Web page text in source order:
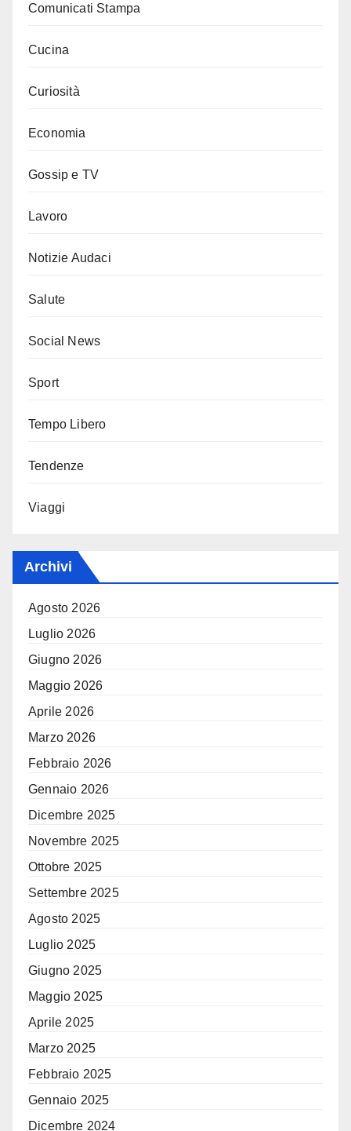
Comunicati Stampa
Cucina
Curiosità
Economia
Gossip e TV
Lavoro
Notizie Audaci
Salute
Social News
Sport
Tempo Libero
Tendenze
Viaggi
Archivi
Agosto 2026
Luglio 2026
Giugno 2026
Maggio 2026
Aprile 2026
Marzo 2026
Febbraio 2026
Gennaio 2026
Dicembre 2025
Novembre 2025
Ottobre 2025
Settembre 2025
Agosto 2025
Luglio 2025
Giugno 2025
Maggio 2025
Aprile 2025
Marzo 2025
Febbraio 2025
Gennaio 2025
Dicembre 2024